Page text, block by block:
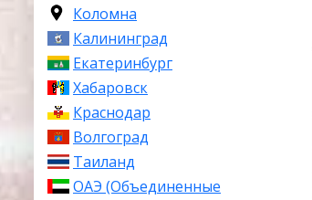
Коломна
Калининград
Екатеринбург
Хабаровск
Краснодар
Волгоград
Таиланд
ОАЭ (Объединенные